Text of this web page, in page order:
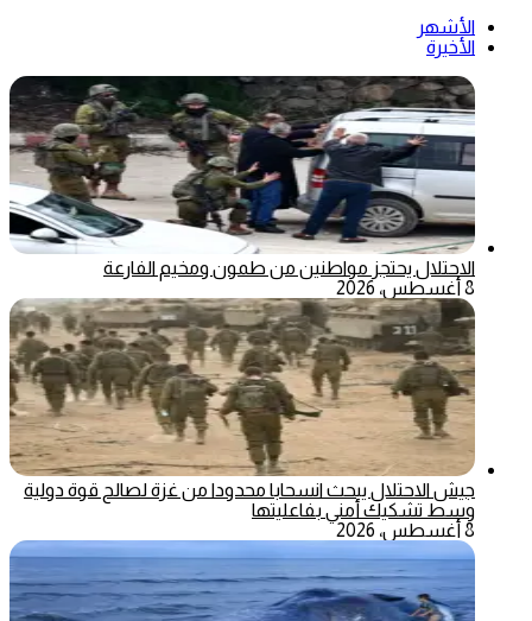
الأشهر
الأخيرة
الاحتلال يحتجز مواطنين من طمون ومخيم الفارعة
8 أغسطس، 2026
جيش الاحتلال يبحث انسحابا محدودا من غزة لصالح قوة دولية
وسط تشكيك أمني بفاعليتها
8 أغسطس، 2026